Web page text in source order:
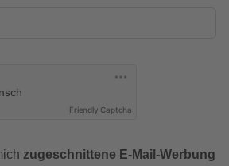
Friendly Captcha
zugeschnittene E-Mail-Werbung